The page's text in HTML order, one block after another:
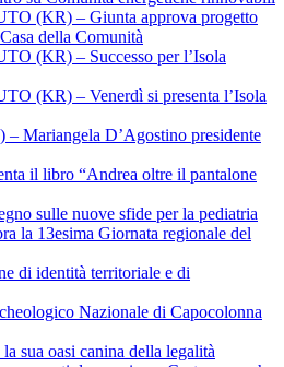
(KR) – Giunta approva progetto
della Comunità
(KR) – Successo per l’Isola
(KR) – Venerdì si presenta l’Isola
Mariangela D’Agostino presidente
il libro “Andrea oltre il pantalone
sulle nuove sfide per la pediatria
la 13esima Giornata regionale del
di identità territoriale e di
Nazionale di Capocolonna
sua oasi canina della legalità